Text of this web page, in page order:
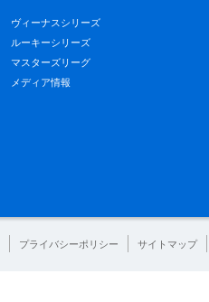
ヴィーナスシリーズ
ルーキーシリーズ
マスターズリーグ
メディア情報
プライバシーポリシー サイトマップ